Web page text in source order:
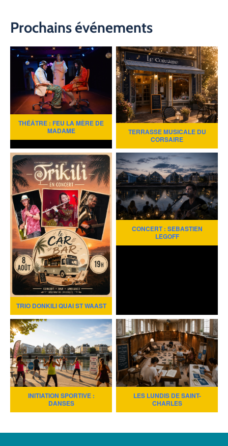
Prochains événements
THÉÂTRE : FEU LA MÈRE DE
MADAME
TERRASSE MUSICALE DU
CORSAIRE
TRIO DONKILI QUAI ST WAAST
CONCERT : SEBASTIEN
LEGOFF
INITIATION SPORTIVE :
DANSES
LES LUNDIS DE SAINT-
CHARLES